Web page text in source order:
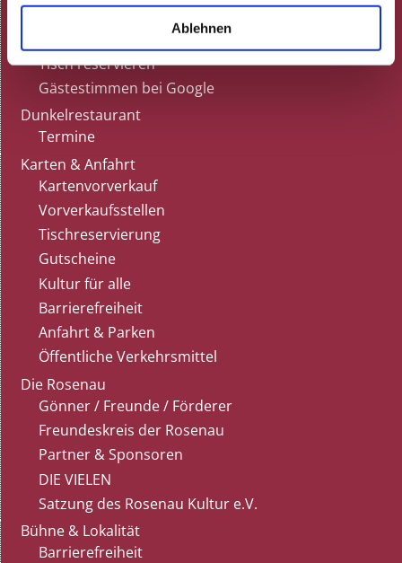
Ablehnen
Tisch reservieren
Gästestimmen bei Google
Dunkelrestaurant
Termine
Karten & Anfahrt
Kartenvorverkauf
Vorverkaufsstellen
Tischreservierung
Gutscheine
Kultur für alle
Barrierefreiheit
Anfahrt & Parken
Öffentliche Verkehrsmittel
Die Rosenau
Gönner / Freunde / Förderer
Freundeskreis der Rosenau
Partner & Sponsoren
DIE VIELEN
Satzung des Rosenau Kultur e.V.
Bühne & Lokalität
Barrierefreiheit